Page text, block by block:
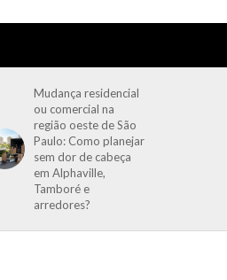
Mudança residencial
ou comercial na
região oeste de São
Paulo: Como planejar
sem dor de cabeça
em Alphaville,
Tamboré e
arredores?